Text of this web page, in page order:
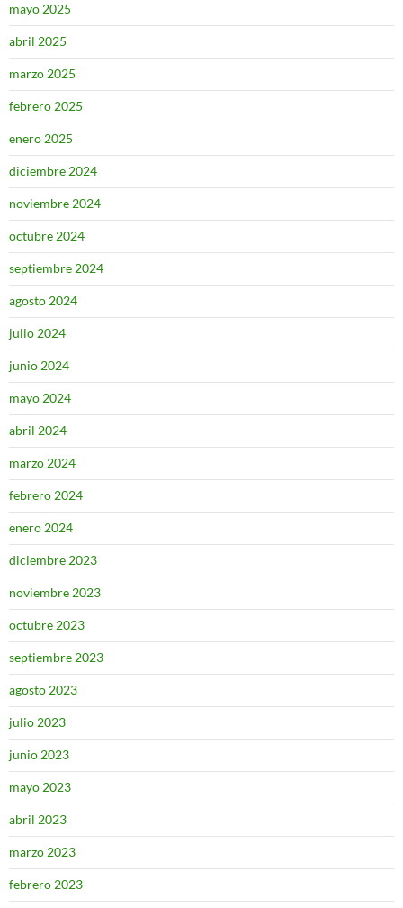
mayo 2025
abril 2025
marzo 2025
febrero 2025
enero 2025
diciembre 2024
noviembre 2024
octubre 2024
septiembre 2024
agosto 2024
julio 2024
junio 2024
mayo 2024
abril 2024
marzo 2024
febrero 2024
enero 2024
diciembre 2023
noviembre 2023
octubre 2023
septiembre 2023
agosto 2023
julio 2023
junio 2023
mayo 2023
abril 2023
marzo 2023
febrero 2023